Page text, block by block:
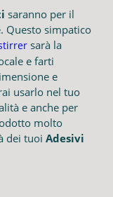
saranno per il
Questo simpatico
sarà la
e farti
e
usarlo nel tuo
e anche per
molto
dei tuoi Adesivi